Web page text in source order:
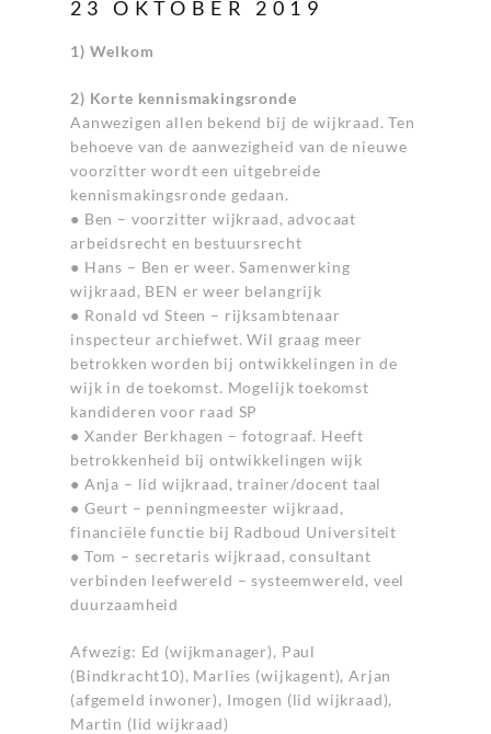
23 OKTOBER 2019
1) Welkom
2) Korte kennismakingsronde
Aanwezigen allen bekend bij de wijkraad. Ten
behoeve van de aanwezigheid van de nieuwe
voorzitter wordt een uitgebreide
kennismakingsronde gedaan.
● Ben – voorzitter wijkraad, advocaat
arbeidsrecht en bestuursrecht
● Hans – Ben er weer. Samenwerking
wijkraad, BEN er weer belangrijk
● Ronald vd Steen – rijksambtenaar
inspecteur archiefwet. Wil graag meer
betrokken worden bij ontwikkelingen in de
wijk in de toekomst. Mogelijk toekomst
kandideren voor raad SP
● Xander Berkhagen – fotograaf. Heeft
betrokkenheid bij ontwikkelingen wijk
● Anja – lid wijkraad, trainer/docent taal
● Geurt – penningmeester wijkraad,
financiële functie bij Radboud Universiteit
● Tom – secretaris wijkraad, consultant
verbinden leefwereld – systeemwereld, veel
duurzaamheid
Afwezig: Ed (wijkmanager), Paul
(Bindkracht10), Marlies (wijkagent), Arjan
(afgemeld inwoner), Imogen (lid wijkraad),
Martin (lid wijkraad)